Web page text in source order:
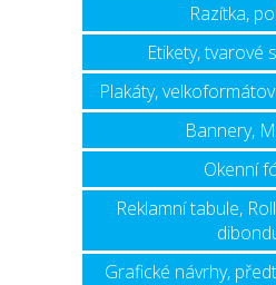
Razítka,
Etikety, tvarové
Plakáty,
Bannery,
Okenní
Reklamní tabule,
Grafické návrhy,